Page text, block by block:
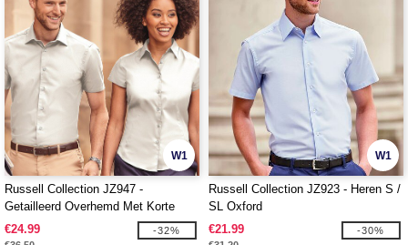
W1
Russell Collection JZ947 -
Getailleerd Overhemd Met Korte
Mouw
€24.99 -32%
W1
Russell Collection JZ923 - Heren S /
SL Oxford
€21.99
-30%